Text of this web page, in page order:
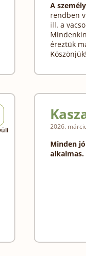
A
rendben
ill. a
éreztük
2026.
Minden
alkalmas.